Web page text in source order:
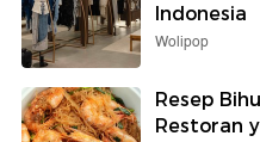
Indonesia
Wolipop
Resep
Restoran